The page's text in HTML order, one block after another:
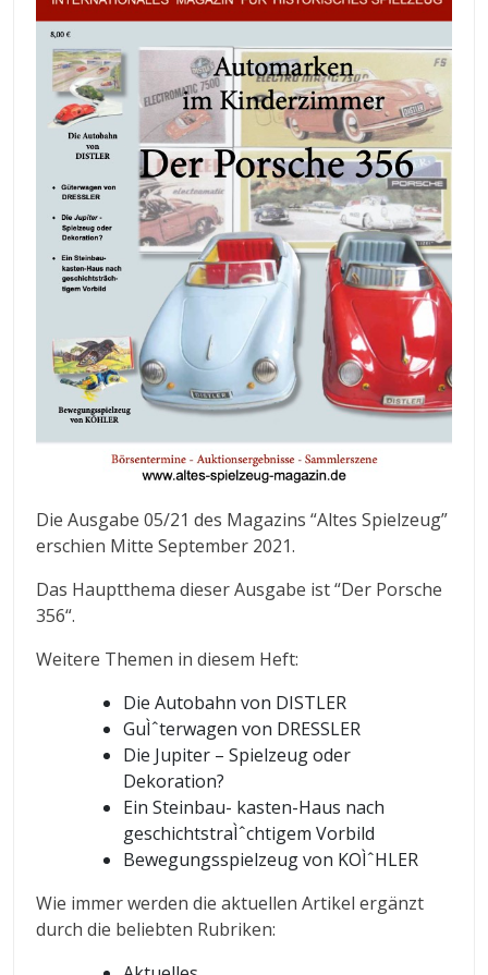
Die Ausgabe 05/21 des Magazins “Altes Spielzeug”
erschien Mitte September 2021.
Das Hauptthema dieser Ausgabe ist “Der Porsche
356“.
Weitere Themen in diesem Heft:
Die Autobahn von DISTLER
GuÌˆterwagen von DRESSLER
Die Jupiter – Spielzeug oder
Dekoration?
Ein Steinbau- kasten-Haus nach
geschichtstraÌˆchtigem Vorbild
Bewegungsspielzeug von KOÌˆHLER
Wie immer werden die aktuellen Artikel ergänzt
durch die beliebten Rubriken: